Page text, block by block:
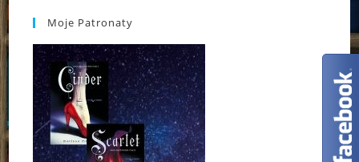
Moje Patronaty